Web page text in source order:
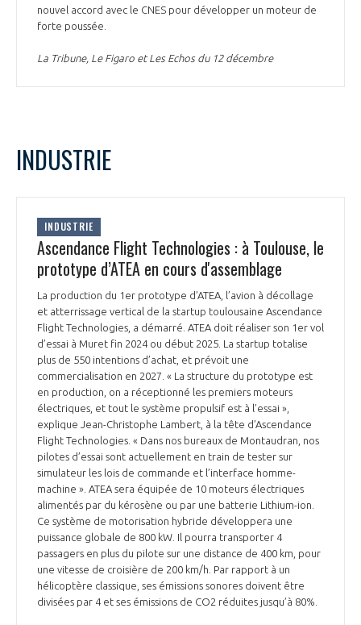
EMPLOI & FORMATION
ENVIRONNEMENT
INTERNATIONALISATION
DOCUMENTS & BROCHURES
nouvel accord avec le CNES pour développer un moteur de
forte poussée.
La Tribune, Le Figaro et Les Echos du 12 décembre
INDUSTRIE
INDUSTRIE
Ascendance Flight Technologies : à Toulouse, le
prototype d’ATEA en cours d'assemblage
La production du 1er prototype d’ATEA, l’avion à décollage
et atterrissage vertical de la startup toulousaine Ascendance
Flight Technologies, a démarré. ATEA doit réaliser son 1er vol
d’essai à Muret fin 2024 ou début 2025. La startup totalise
plus de 550 intentions d’achat, et prévoit une
commercialisation en 2027. « La structure du prototype est
en production, on a réceptionné les premiers moteurs
électriques, et tout le système propulsif est à l’essai »,
explique Jean-Christophe Lambert, à la tête d’Ascendance
Flight Technologies. « Dans nos bureaux de Montaudran, nos
pilotes d’essai sont actuellement en train de tester sur
simulateur les lois de commande et l’interface homme-
machine ». ATEA sera équipée de 10 moteurs électriques
alimentés par du kérosène ou par une batterie Lithium-ion.
Ce système de motorisation hybride développera une
puissance globale de 800 kW. Il pourra transporter 4
passagers en plus du pilote sur une distance de 400 km, pour
une vitesse de croisière de 200 km/h. Par rapport à un
hélicoptère classique, ses émissions sonores doivent être
divisées par 4 et ses émissions de CO2 réduites jusqu’à 80%.